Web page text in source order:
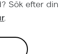
Sök efter din
.